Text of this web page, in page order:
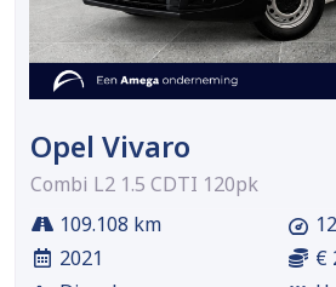
Opel Vivaro
Combi L2 1.5 CDTI 120pk
109.108 km
2021
€